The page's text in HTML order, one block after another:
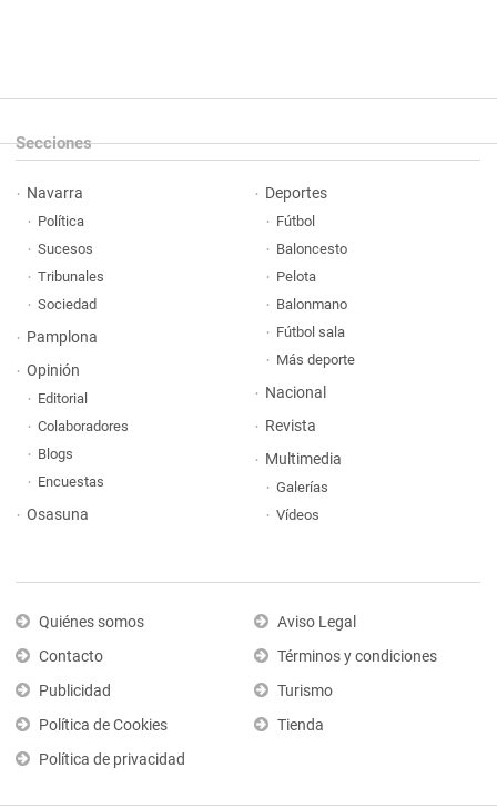
Secciones
Navarra
Política
Sucesos
Tribunales
Sociedad
Pamplona
Opinión
Editorial
Colaboradores
Blogs
Encuestas
Osasuna
Deportes
Fútbol
Baloncesto
Pelota
Balonmano
Fútbol sala
Más deporte
Nacional
Revista
Multimedia
Galerías
Vídeos
Quiénes somos
Contacto
Publicidad
Política de Cookies
Política de privacidad
Aviso Legal
Términos y condiciones
Turismo
Tienda